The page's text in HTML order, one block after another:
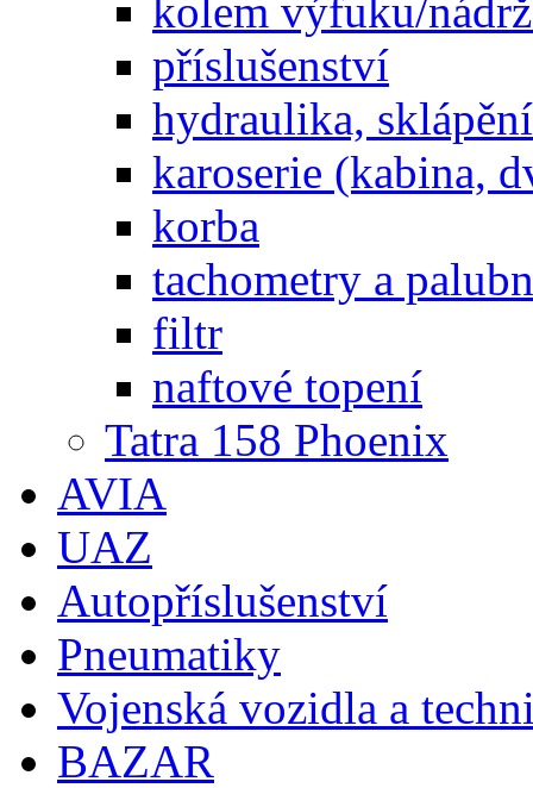
kolem výfuku/
příslušenství
hydraulika, sklápění
karoserie (kabina,
korba
tachometry a
filtr
naftové topení
Tatra 158 Phoenix
AVIA
UAZ
Autopříslušenství
Pneumatiky
Vojenská vozidla a
BAZAR